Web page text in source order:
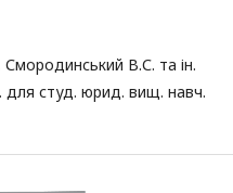
В.С. та ін.
для студ. юрид. вищ. навч.